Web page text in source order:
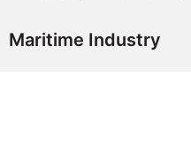
Maritime Industry